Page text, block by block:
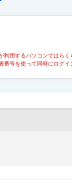
利用するパソコンではらく
番号を使って同時にログイ